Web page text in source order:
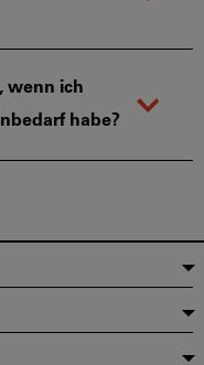
wenn ich
habe?